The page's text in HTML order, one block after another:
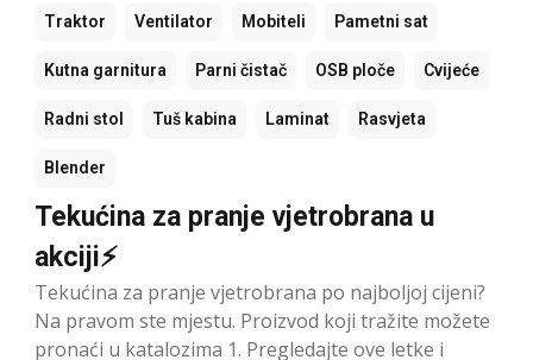
Traktor Ventilator Mobiteli Pametni sat
Kutna garnitura Parni čistač OSB ploče Cvijeće
Radni stol Tuš kabina Laminat Rasvjeta
Blender
Tekućina za pranje vjetrobrana u
akciji⚡
Tekućina za pranje vjetrobrana po najboljoj cijeni?
Na pravom ste mjestu. Proizvod koji tražite možete
pronaći u katalozima 1. Pregledajte ove letke i